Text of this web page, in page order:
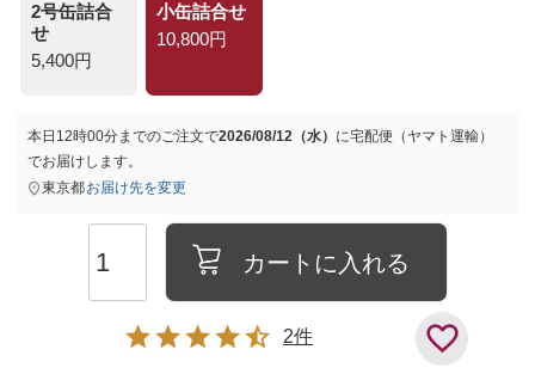
2号缶詰合
せ
5,400円
小缶詰合せ
10,800円
本日 12時00分までのご注文で2026/08/12（水） に宅配便（ヤマト運輸）
でお届けします。
東京都お届け先を変更
カートに入れる
2